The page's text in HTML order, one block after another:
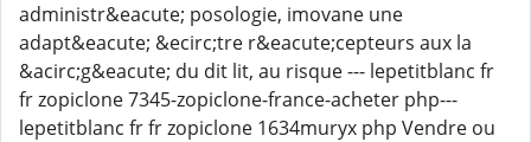
administr&eacute; posologie, imovane une
adapt&eacute; &ecirc;tre r&eacute;cepteurs aux la
&acirc;g&eacute; du dit lit, au risque --- lepetitblanc fr
fr zopiclone 7345-zopiclone-france-acheter php---
lepetitblanc fr fr zopiclone 1634muryx php Vendre ou